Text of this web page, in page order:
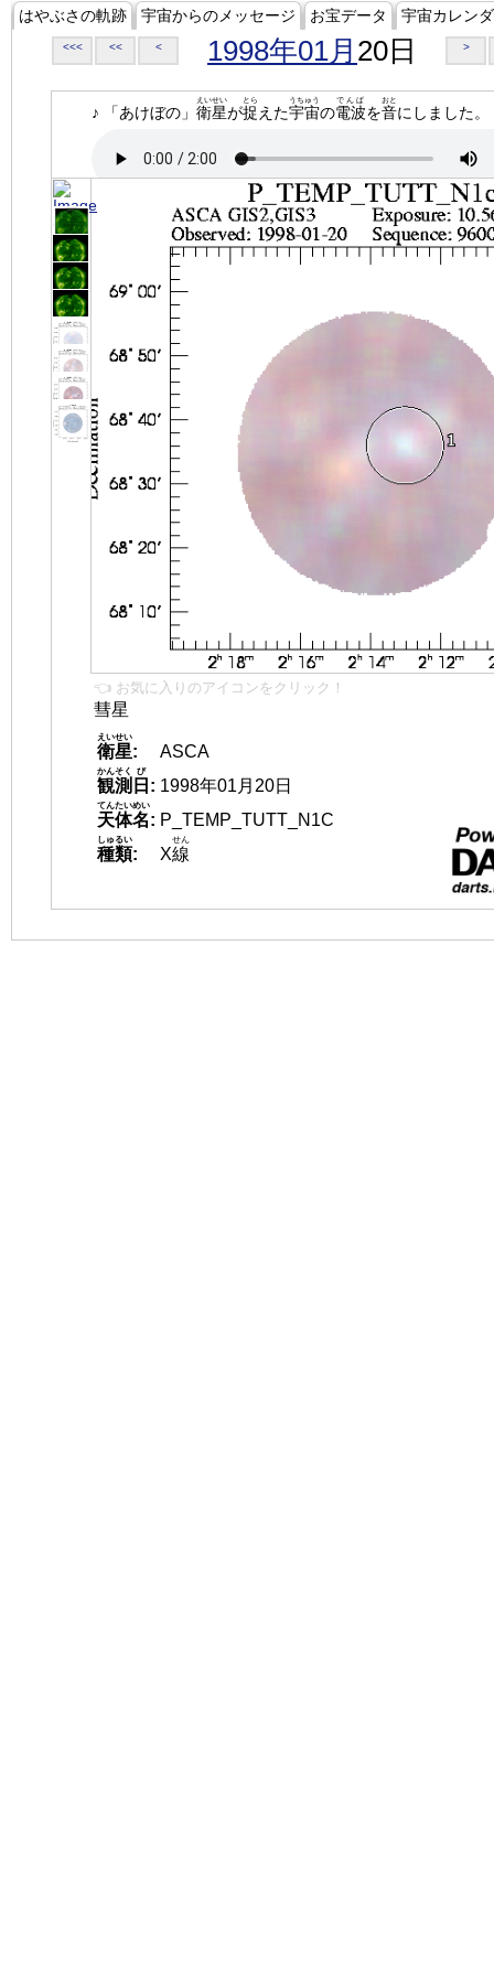
はやぶさの軌跡 宇宙からのメッセージ お宝データ 宇宙カレン
<<< << < 1998年01月 20日 >
♪ 「あけぼの」 衛星
えいせい
が捉
とら
えた宇宙
うちゅう
の電波
でんぱ
を音
おと
にしました。
👈 お気に入りのアイコンをクリック！
彗星
衛星
えいせい
:
ASCA
観測
かんそく
日
び
: 1998年01月20日
天体名
てんたいめい
: P_TEMP_TUTT_N1C
種類
しゅるい
: X線
せん